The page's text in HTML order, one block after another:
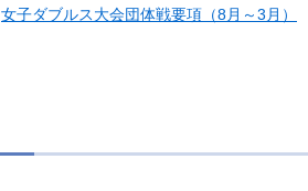
女子ダブルス大会団体戦要項（8月～3月）